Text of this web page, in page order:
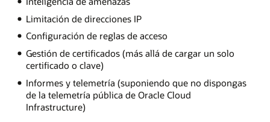
Limitación de direcciones IP
Configuración de reglas de acceso
Gestión de certificados (más allá de cargar un solo
certificado o clave)
Informes y telemetría (suponiendo que no dispongas
de la telemetría pública de Oracle Cloud
Infrastructure)